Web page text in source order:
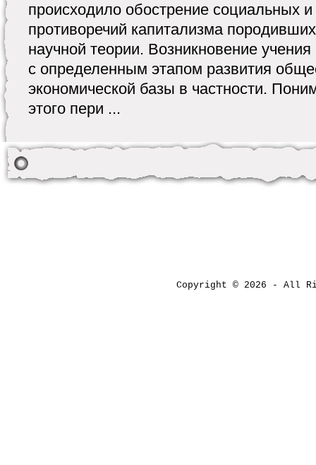
происходило обострение социальных и
противоречий капитализма
научной теории. Возникновение
с определенным этапом развития
экономической базы в частности.
этого пери ...
Copyright © 2026 - All